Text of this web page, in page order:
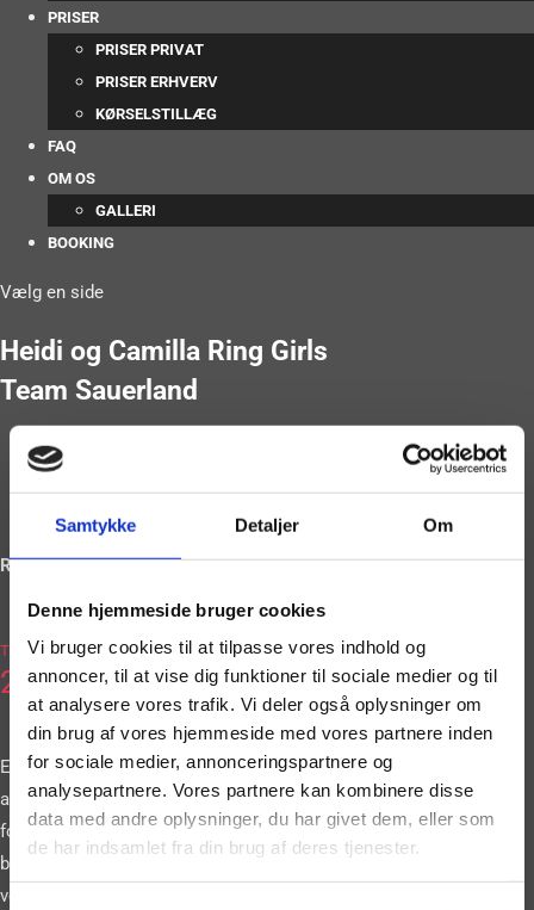
Samtykke Detaljer Om
Denne hjemmeside bruger cookies
Vi bruger cookies til at tilpasse vores indhold og
annoncer, til at vise dig funktioner til sociale medier og til
at analysere vores trafik. Vi deler også oplysninger om
din brug af vores hjemmeside med vores partnere inden
for sociale medier, annonceringspartnere og
analysepartnere. Vores partnere kan kombinere disse
data med andre oplysninger, du har givet dem, eller som
de har indsamlet fra din brug af deres tjenester.
PRISER
PRISER PRIVAT
PRISER ERHVERV
KØRSELSTILLÆG
FAQ
OM OS
GALLERI
BOOKING
Vælg en side
Heidi og Camilla Ring Girls
Team Sauerland
Ring og book på
Tlf.
2036
2663
Eller book vores
artister gennem vores
formular. Vi
bestræber os på at
vende tilbage til dig